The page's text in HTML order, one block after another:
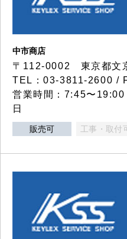
中市商店
〒112-0002 東京都文
TEL：03-3811-2600 /
営業時間：7:45〜19:00
日
販売可 工事・取付